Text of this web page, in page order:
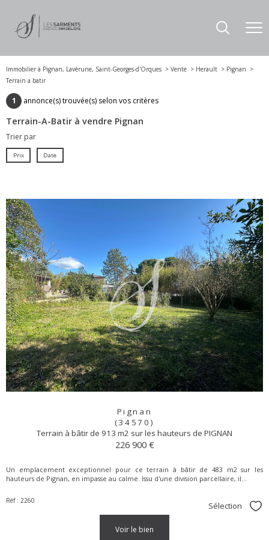
Immobilier à Pignan, Lavérune, Saint-Georges-d'Orques Vente Herault
Pignan
Terrain a batir
1 annonce(s) trouvée(s) selon vos critères
Terrain-A-Batir à vendre Pignan
Trier par
Prix Date
Pignan
(34570)
Terrain à bâtir de 913 m2 sur les hauteurs de PIGNAN
226 900 €
Un emplacement exceptionnel pour ce terrain à bâtir de 483 m2 sur les
hauteurs de Pignan, en impasse au calme. Issu d'une division parcellaire, il...
Réf : 2260
Sélection
voir le bien